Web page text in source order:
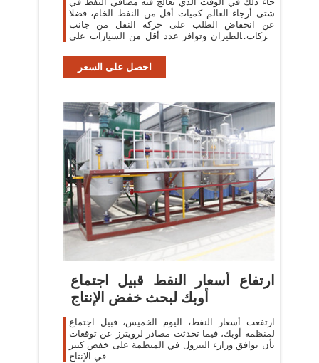
شتى أرجاء العالم كميات أقل من النفط الخام، فضلا
عن انخفاض الطلب على حركة النقل من جانب
شركات الطيران وتوافر عدد أقل من السيارات على
احصل على السعر
ارتفاع أسعار النفط قبيل اجتماع
أوبك لبحث خفض الإنتاج
ارتفعت أسعار النفط، اليوم الخميس، قبيل اجتماع
لمنظمة أوبك، فيما تحدثت مصادر لرويترز عن توقعات
بأن يوافق وزارء البترول في المنظمة على خفض كبير
في الإنتاج.